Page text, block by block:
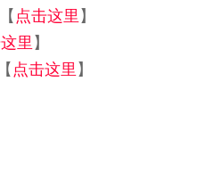
点击这里 】
里 】
点击这里 】